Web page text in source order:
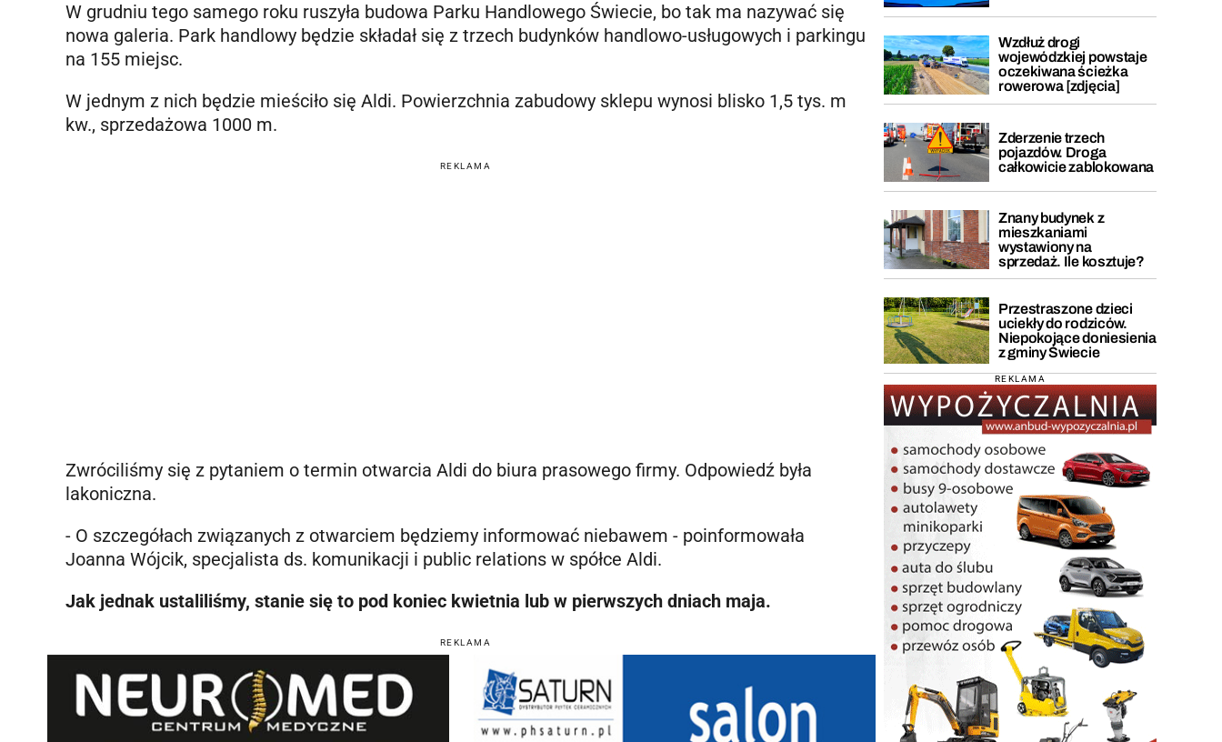
W grudniu tego samego roku ruszyła budowa Parku Handlowego Świecie, bo tak ma nazywać się
nowa galeria. Park handlowy będzie składał się z trzech budynków handlowo-usługowych i parkingu
na 155 miejsc.
W jednym z nich będzie mieściło się Aldi. Powierzchnia zabudowy sklepu wynosi blisko 1,5 tys. m
kw., sprzedażowa 1000 m.
REKLAMA
Zwróciliśmy się z pytaniem o termin otwarcia Aldi do biura prasowego firmy. Odpowiedź była
lakoniczna.
- O szczegółach związanych z otwarciem będziemy informować niebawem - poinformowała
Joanna Wójcik, specjalista ds. komunikacji i public relations w spółce Aldi.
Jak jednak ustaliliśmy, stanie się to pod koniec kwietnia lub w pierwszych dniach maja.
REKLAMA
Wzdłuż drogi
wojewódzkiej powstaje
oczekiwana ścieżka
rowerowa [zdjęcia]
Zderzenie trzech
pojazdów. Droga
całkowicie zablokowana
Znany budynek z
mieszkaniami
wystawiony na
sprzedaż. Ile kosztuje?
Przestraszone dzieci
uciekły do rodziców.
Niepokojące doniesienia
z gminy Świecie
REKLAMA